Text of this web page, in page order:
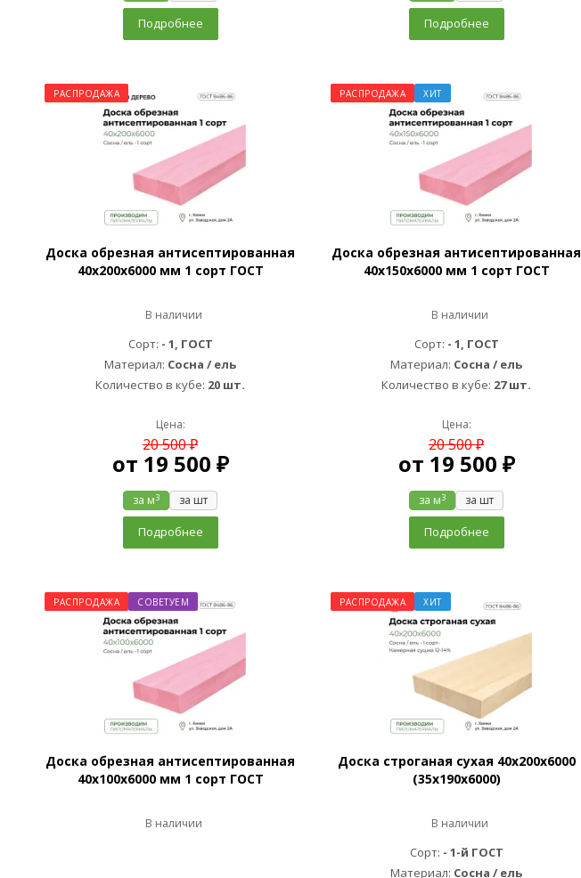
Подробнее Подробнее
РАСПРОДАЖА
Доска обрезная антисептированная
40х200х6000 мм 1 сорт ГОСТ
В наличии
Сорт: - 1, ГОСТ
Материал: Сосна / ель
Количество в кубе: 20 шт.
Цена:
20 500 ₽
от 19 500 ₽
за м3 за шт
Подробнее
РАСПРОДАЖА ХИТ
Доска обрезная антисептированная
40х150х6000 мм 1 сорт ГОСТ
В наличии
Сорт: - 1, ГОСТ
Материал: Сосна / ель
Количество в кубе: 27 шт.
Цена:
20 500 ₽
от 19 500 ₽
за м3 за шт
Подробнее
РАСПРОДАЖА СОВЕТУЕМ
Доска обрезная антисептированная
40х100х6000 мм 1 сорт ГОСТ
В наличии
РАСПРОДАЖА ХИТ
Доска строганая сухая 40х200х6000
(35х190х6000)
В наличии
Сорт: - 1-й ГОСТ
Материал: Сосна / ель